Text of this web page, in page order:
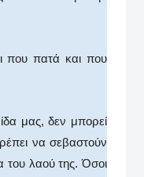
που πατά και που
μας, δεν μπορεί
να σεβαστούν
του λαού της. Όσοι